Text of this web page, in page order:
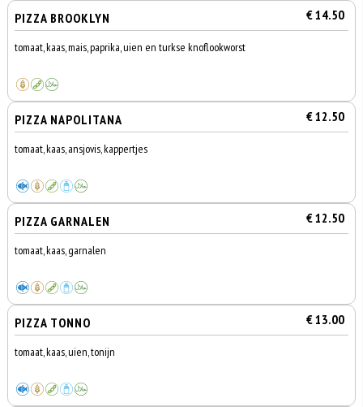
PIZZA BROOKLYN € 14.50
tomaat, kaas, mais, paprika, uien en turkse knoflookworst
PIZZA NAPOLITANA € 12.50
tomaat, kaas, ansjovis, kappertjes
PIZZA GARNALEN € 12.50
tomaat, kaas, garnalen
PIZZA TONNO € 13.00
tomaat, kaas, uien, tonijn